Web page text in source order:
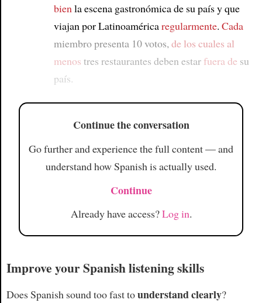
bien la escena gastronómica de su país y que
viajan por Latinoaméricaregularmente. Cada
miembro presenta 10 votos, de los cuales al
menos tres restaurantes deben estarfuera de su
país.
Continue the conversation
Go further and experience the full content — and
understand how Spanish is actually used.
Continue
Already have access?Log in.
Improve your Spanish listening skills
Does Spanish sound too fast tounderstand clearly?